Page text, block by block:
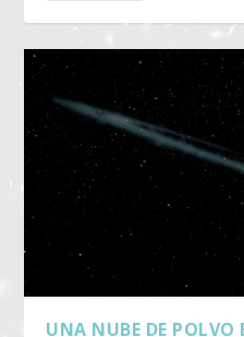
UNA NUBE DE POLVO